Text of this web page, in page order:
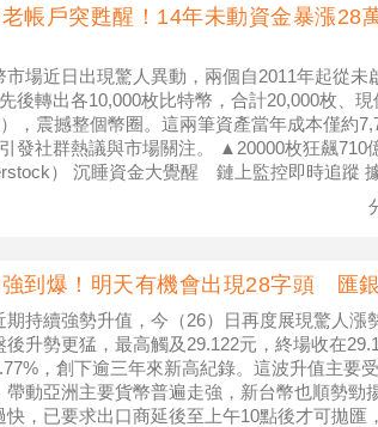
老帳戶突甦醒！14年未動資金暴漲
市場近日出現驚人異動，兩個自2011年起從未
後轉出各10,000枚比特幣，合計20,000枚、
，震撼整個幣圈。這兩筆資產當年成本僅約
發社群熱議與市場關注。 ▲20000枚狂飆710
） 沉睡資金大覺醒 鏈上監控即時追蹤
到爆！明天有機會出現28字頭 匯
期持續強勢升值，今（26）日再度展現驚人漲
後升勢更猛，最高觸及29.122元，終場收在
，創下逾三年來新高紀錄。這波升值主要
帶動亞洲主要貨幣普遍走強，新台幣也順勢勁
快，已要求出口商延後至上午10點後才可拋匯